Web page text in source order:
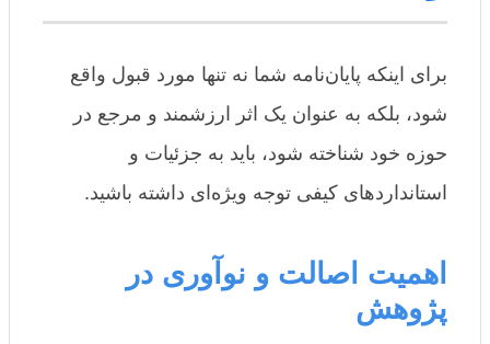
برای اینکه پایان‌نامه شما نه تنها مورد قبول واقع
شود، بلکه به عنوان یک اثر ارزشمند و مرجع در
حوزه خود شناخته شود، باید به جزئیات و
استانداردهای کیفی توجه ویژه‌ای داشته باشید.
اهمیت اصالت و نوآوری در
پژوهش